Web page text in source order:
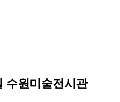
수원미술전시관